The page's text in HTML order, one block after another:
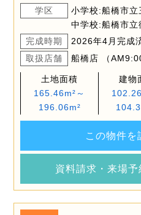
学区
小学校:船橋市立
中学校:船橋市立
完成時期
2026年4月完成
取扱店舗
船橋店 （
土地面積
165.46m²～
196.06m²
建物
この物件を
資料請求・来場予